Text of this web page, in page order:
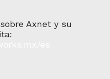
Axnet y su